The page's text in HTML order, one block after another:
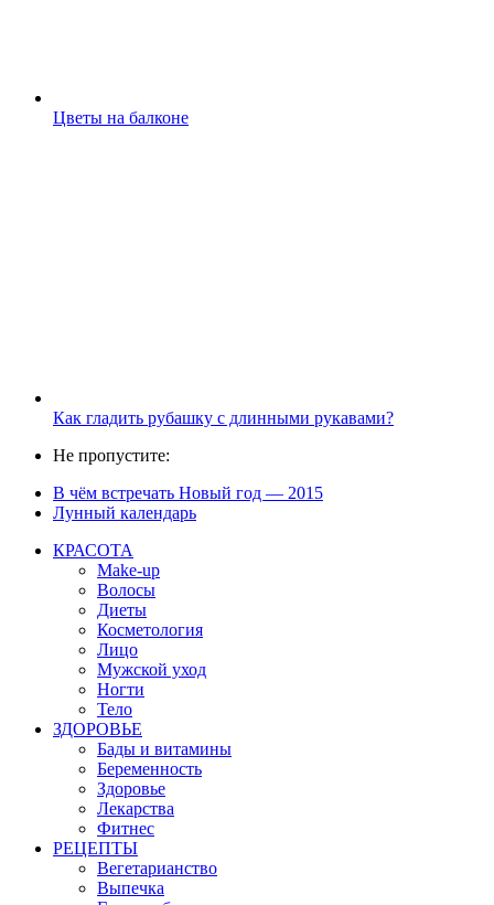
Цветы на балконе
Как гладить рубашку с длинными рукавами?
Не пропустите:
В чём встречать Новый год — 2015
Лунный календарь
КРАСОТА
Make-up
Волосы
Диеты
Косметология
Лицо
Мужской уход
Ногти
Тело
ЗДОРОВЬЕ
Бады и витамины
Беременность
Здоровье
Лекарства
Фитнес
РЕЦЕПТЫ
Вегетарианство
Выпечка